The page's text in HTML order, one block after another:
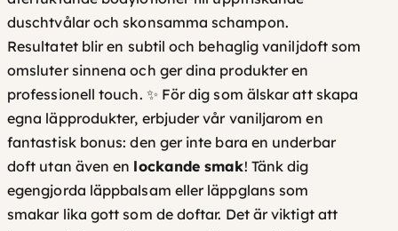
duschtvålaroch skonsammaschampon.
Resultatet blir en subtil och behaglig vaniljdoft som
omsluter sinnena och ger dina produkter en
professionell touch. ✨ För dig som älskar att skapa
egna läpprodukter, erbjuder vår vaniljarom en
fantastisk bonus: den ger inte bara en underbar
doft utan även en lockande smak! Tänk dig
egengjorda läppbalsam eller läppglans som
smakar lika gott som de doftar. Det är viktigt att